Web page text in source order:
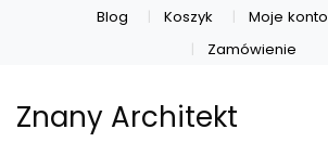
Blog Koszyk Moje konto
Zamówienie
Znany Architekt